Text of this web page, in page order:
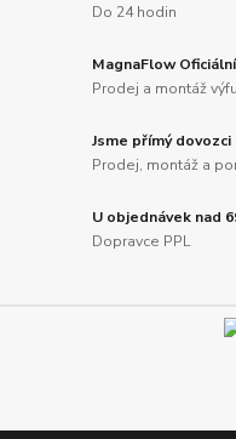
Do 24 hodin
MagnaFlow
Prodej a montáž
Jsme přímý
Prodej, montáž a
U objednávek nad
Dopravce PPL